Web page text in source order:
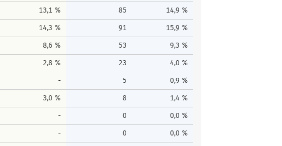
13,1 % 85 14,9 %
14,3 % 91 15,9 %
8,6 % 53 9,3 %
2,8 % 23 4,0 %
- 5 0,9 %
3,0 % 8 1,4 %
- 0 0,0 %
- 0 0,0 %